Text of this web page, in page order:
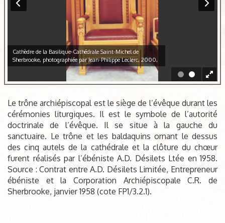
Cathèdre de la Basilique-Cathédrale Saint-Michel de
Sherbrooke, photographiée par Jean-Philippe Leclerc, 2000,
Le trône archiépiscopal est le siège de l’évêque durant les
cérémonies liturgiques. Il est le symbole de l’autorité
doctrinale de l’évêque. Il se situe à la gauche du
sanctuaire. Le trône et les baldaquins ornant le dessus
des cinq autels de la cathédrale et la clôture du chœur
furent réalisés par l’ébéniste A.D. Désilets Ltée en 1958.
Source : Contrat entre A.D. Désilets Limitée, Entrepreneur
ébéniste et la Corporation Archiépiscopale C.R. de
Sherbrooke, janvier 1958 (cote FP1/3.2.1).